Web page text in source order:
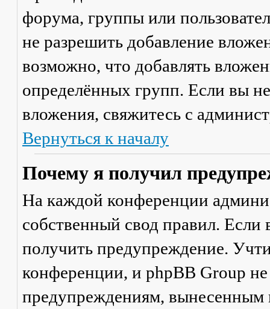
форума, группы или
не разрешить добавление
возможно, что добавлять
определённых групп. Если вы
вложения, свяжитесь с
Вернуться к началу
Почему я получил
На каждой конференции
собственный свод правил.
получить предупреждение.
конференции, и phpBB Group
предупреждениям, вынесенным